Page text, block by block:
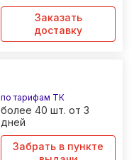
Заказать
доставку
по тарифам ТК
более 40 шт. от 3
дней
Забрать в пункте